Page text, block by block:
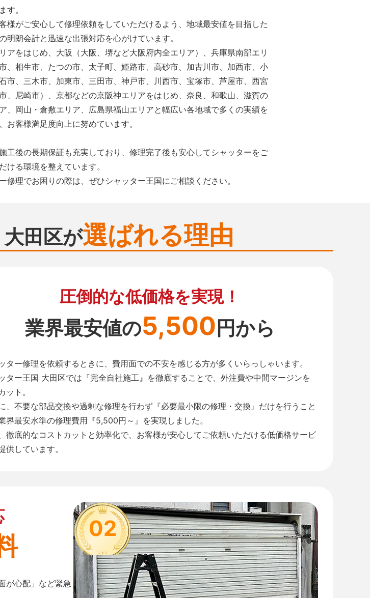
す。
様がご安心して修理依頼をしていただけるよう、地域最安値を目指した
明朗会計と迅速な出張対応を心がけています。
アをはじめ、大阪（大阪、堺など大阪府内全エリア）、兵庫県南部エリ
、相生市、たつの市、太子町、姫路市、高砂市、加古川市、加西市、小
市、三木市、加東市、三田市、神戸市、川西市、宝塚市、芦屋市、西宮
、尼崎市）、京都などの京阪神エリアをはじめ、奈良、和歌山、滋賀の
、岡山・倉敷エリア、広島県福山エリアと幅広い各地域で多くの実績を
お客様満足度向上に努めています。
工後の長期保証も充実しており、修理完了後も安心してシャッターをご
ける環境を整えています。
修理でお困りの際は、ぜひシャッター王国にご相談ください。
田区が選ばれる理由
圧倒的な低価格を実現！
業界最安値の5,500円から
ター修理を依頼するときに、費用面での不安を感じる方が多くいらっしゃいます。
ター王国 大田区では『完全自社施工』を徹底することで、外注費や中間マージンを
ット。
、不要な部品交換や過剰な修理を行わず『必要最小限の修理・交換』だけを行うこと
界最安水準の修理費用『5,500円～』を実現しました。
徹底的なコストカットと効率化で、お客様が安心してご依頼いただける低価格サービ
供しています。
02
が心配」など緊急